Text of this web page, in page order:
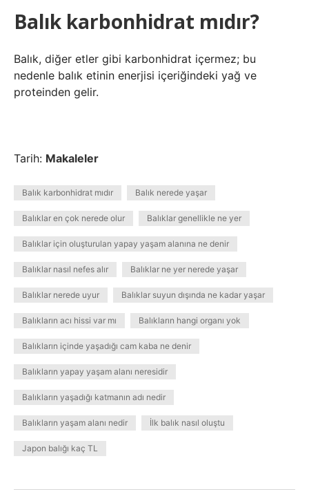
Balık karbonhidrat mıdır?
Balık, diğer etler gibi karbonhidrat içermez; bu
nedenle balık etinin enerjisi içeriğindeki yağ ve
proteinden gelir.
Tarih: Makaleler
Balık karbonhidrat mıdır Balık nerede yaşar
Balıklar en çok nerede olur Balıklar genellikle ne yer
Balıklar için oluşturulan yapay yaşam alanına ne denir
Balıklar nasıl nefes alır Balıklar ne yer nerede yaşar
Balıklar nerede uyur Balıklar suyun dışında ne kadar yaşar
Balıkların acı hissi var mı Balıkların hangi organı yok
Balıkların içinde yaşadığı cam kaba ne denir
Balıkların yapay yaşam alanı neresidir
Balıkların yaşadığı katmanın adı nedir
Balıkların yaşam alanı nedir İlk balık nasıl oluştu
Japon balığı kaç TL